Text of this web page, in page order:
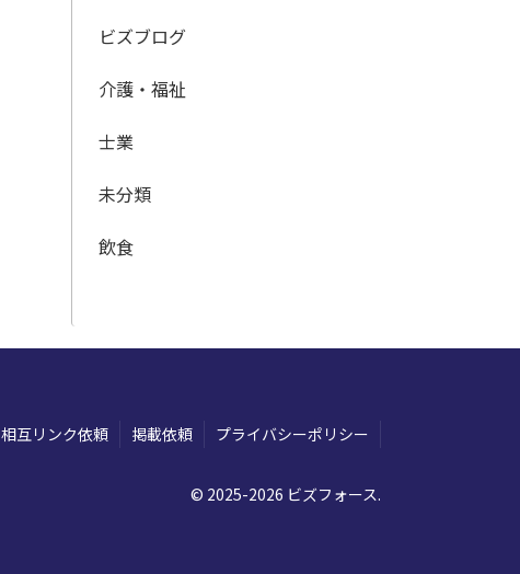
ビズブログ
介護・福祉
士業
未分類
飲食
相互リンク依頼 掲載依頼 プライバシーポリシー
© 2025-2026 ビズフォース.